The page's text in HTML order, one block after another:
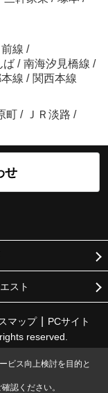
線 /
ば / 南海汐見橋線 /
線 / 関西本線
町 / ＪＲ淡路 /
せ
スト
マップ
PCサイト
reserved.
ビス向上検討を目的と
認ください。